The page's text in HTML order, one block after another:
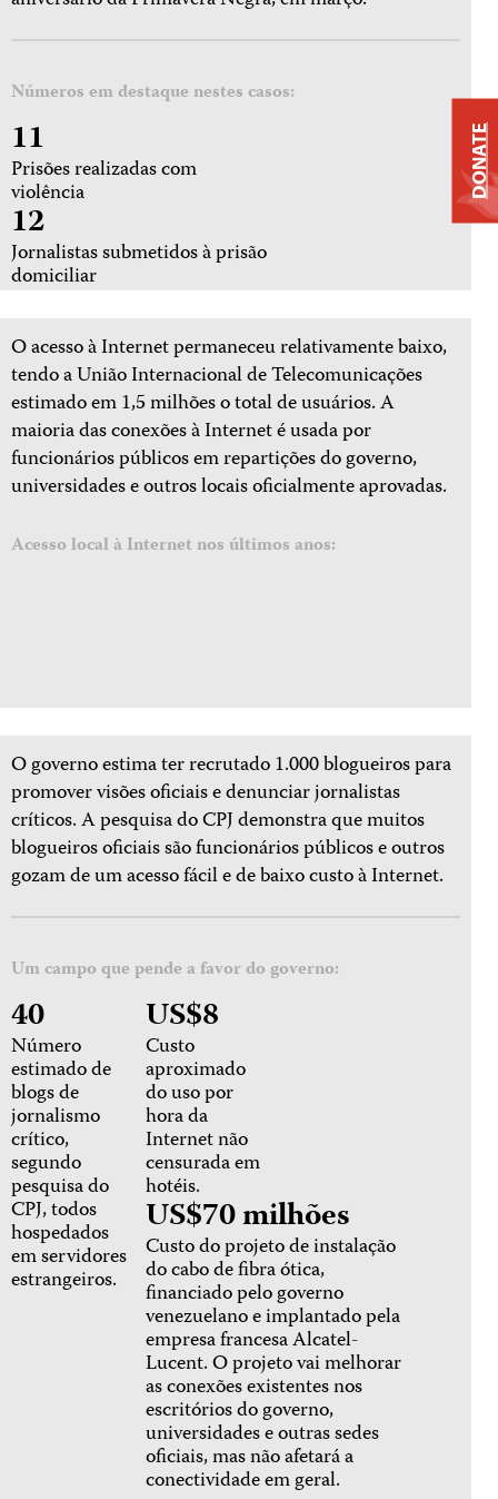
Números em destaque nestes casos:
11
Prisões realizadas com
violência
12
Jornalistas submetidos à prisão
domiciliar
O acesso à Internet permaneceu relativamente baixo,
tendo a União Internacional de Telecomunicações
estimado em 1,5 milhões o total de usuários. A
maioria das conexões à Internet é usada por
funcionários públicos em repartições do governo,
universidades e outros locais oficialmente aprovadas.
Acesso local à Internet nos últimos anos:
O governo estima ter recrutado 1.000 blogueiros para
promover visões oficiais e denunciar jornalistas
críticos. A pesquisa do CPJ demonstra que muitos
blogueiros oficiais são funcionários públicos e outros
gozam de um acesso fácil e de baixo custo à Internet.
Um campo que pende a favor do governo:
40
Número
estimado de
blogs de
jornalismo
crítico,
segundo
pesquisa do
CPJ, todos
hospedados
em servidores
estrangeiros.
US$8
Custo
aproximado
do uso por
hora da
Internet não
censurada em
hotéis.
US$70 milhões
Custo do projeto de instalação
do cabo de fibra ótica,
financiado pelo governo
venezuelano e implantado pela
empresa francesa Alcatel-
Lucent. O projeto vai melhorar
as conexões existentes nos
escritórios do governo,
universidades e outras sedes
oficiais, mas não afetará a
conectividade em geral.
DONATE